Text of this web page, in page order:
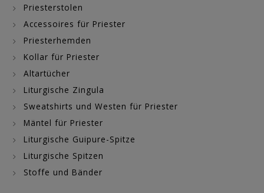
Priesterstolen
Accessoires für Priester
Priesterhemden
Kollar für Priester
Altartücher
Liturgische Zingula
Sweatshirts und Westen für Priester
Mäntel für Priester
Liturgische Guipure-Spitze
Liturgische Spitzen
Stoffe und Bänder